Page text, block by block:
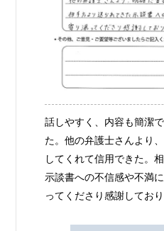
話しやすく、内容も簡潔
た。他の弁護士さんより
してくれて信用できた。
示談書への不信感や不満
ってくださり感謝しており